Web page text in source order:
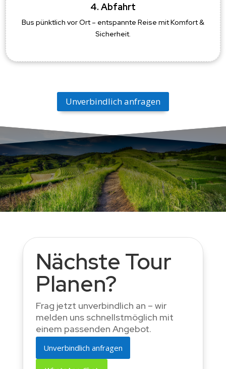
4. Abfahrt
Bus pünktlich vor Ort – entspannte Reise mit Komfort &
Sicherheit.
Unverbindlich anfragen
Nächste Tour
Planen?
Frag jetzt unverbindlich an – wir
melden uns schnellstmöglich mit
einem passenden Angebot.
Unverbindlich anfragen